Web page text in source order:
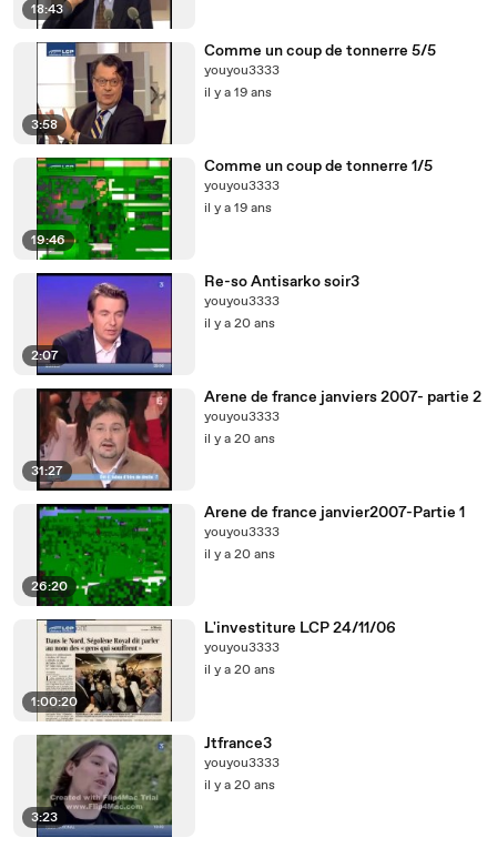
18:43
3:58
Comme un coup de tonnerre 5/5
youyou3333
il y a 19 ans
19:46
Comme un coup de tonnerre 1/5
youyou3333
il y a 19 ans
2:07
Re-so Antisarko soir3
youyou3333
il y a 20 ans
31:27
Arene de france janviers 2007- partie 2
youyou3333
il y a 20 ans
26:20
Arene de france janvier2007-Partie 1
youyou3333
il y a 20 ans
1:00:20
L'investiture LCP 24/11/06
youyou3333
il y a 20 ans
3:23
Jtfrance3
youyou3333
il y a 20 ans